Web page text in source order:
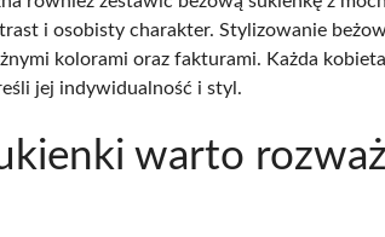
i osobisty charakter. Stylizowanie
kolorami oraz fakturami. Każda
jej indywidualność i styl.
warto